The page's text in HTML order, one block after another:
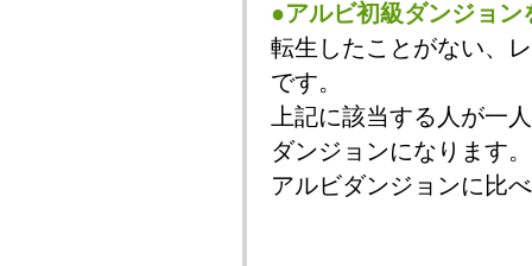
●アルビ初級ダンジョン
転生したことがない、
です。
上記に該当する人が一
ダンジョンになります。
アルビダンジョンに比